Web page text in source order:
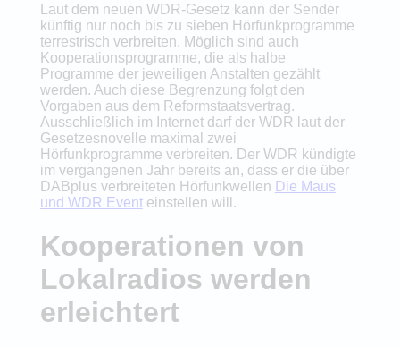
Laut dem neuen WDR-Gesetz kann der Sender
künftig nur noch bis zu sieben Hörfunkprogramme
terrestrisch verbreiten. Möglich sind auch
Kooperationsprogramme, die als halbe
Programme der jeweiligen Anstalten gezählt
werden. Auch diese Begrenzung folgt den
Vorgaben aus dem Reformstaatsvertrag.
Ausschließlich im Internet darf der WDR laut der
Gesetzesnovelle maximal zwei
Hörfunkprogramme verbreiten. Der WDR kündigte
im vergangenen Jahr bereits an, dass er die über
DABplus verbreiteten Hörfunkwellen Die Maus
und WDR Eventeinstellen will.
Kooperationen von
Lokalradios werden
erleichtert